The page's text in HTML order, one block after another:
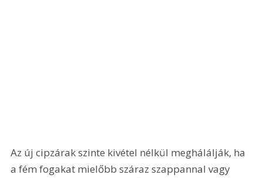
Az új cipzárak szinte kivétel nélkül meghálálják, ha
a fém fogakat mielőbb száraz szappannal vagy